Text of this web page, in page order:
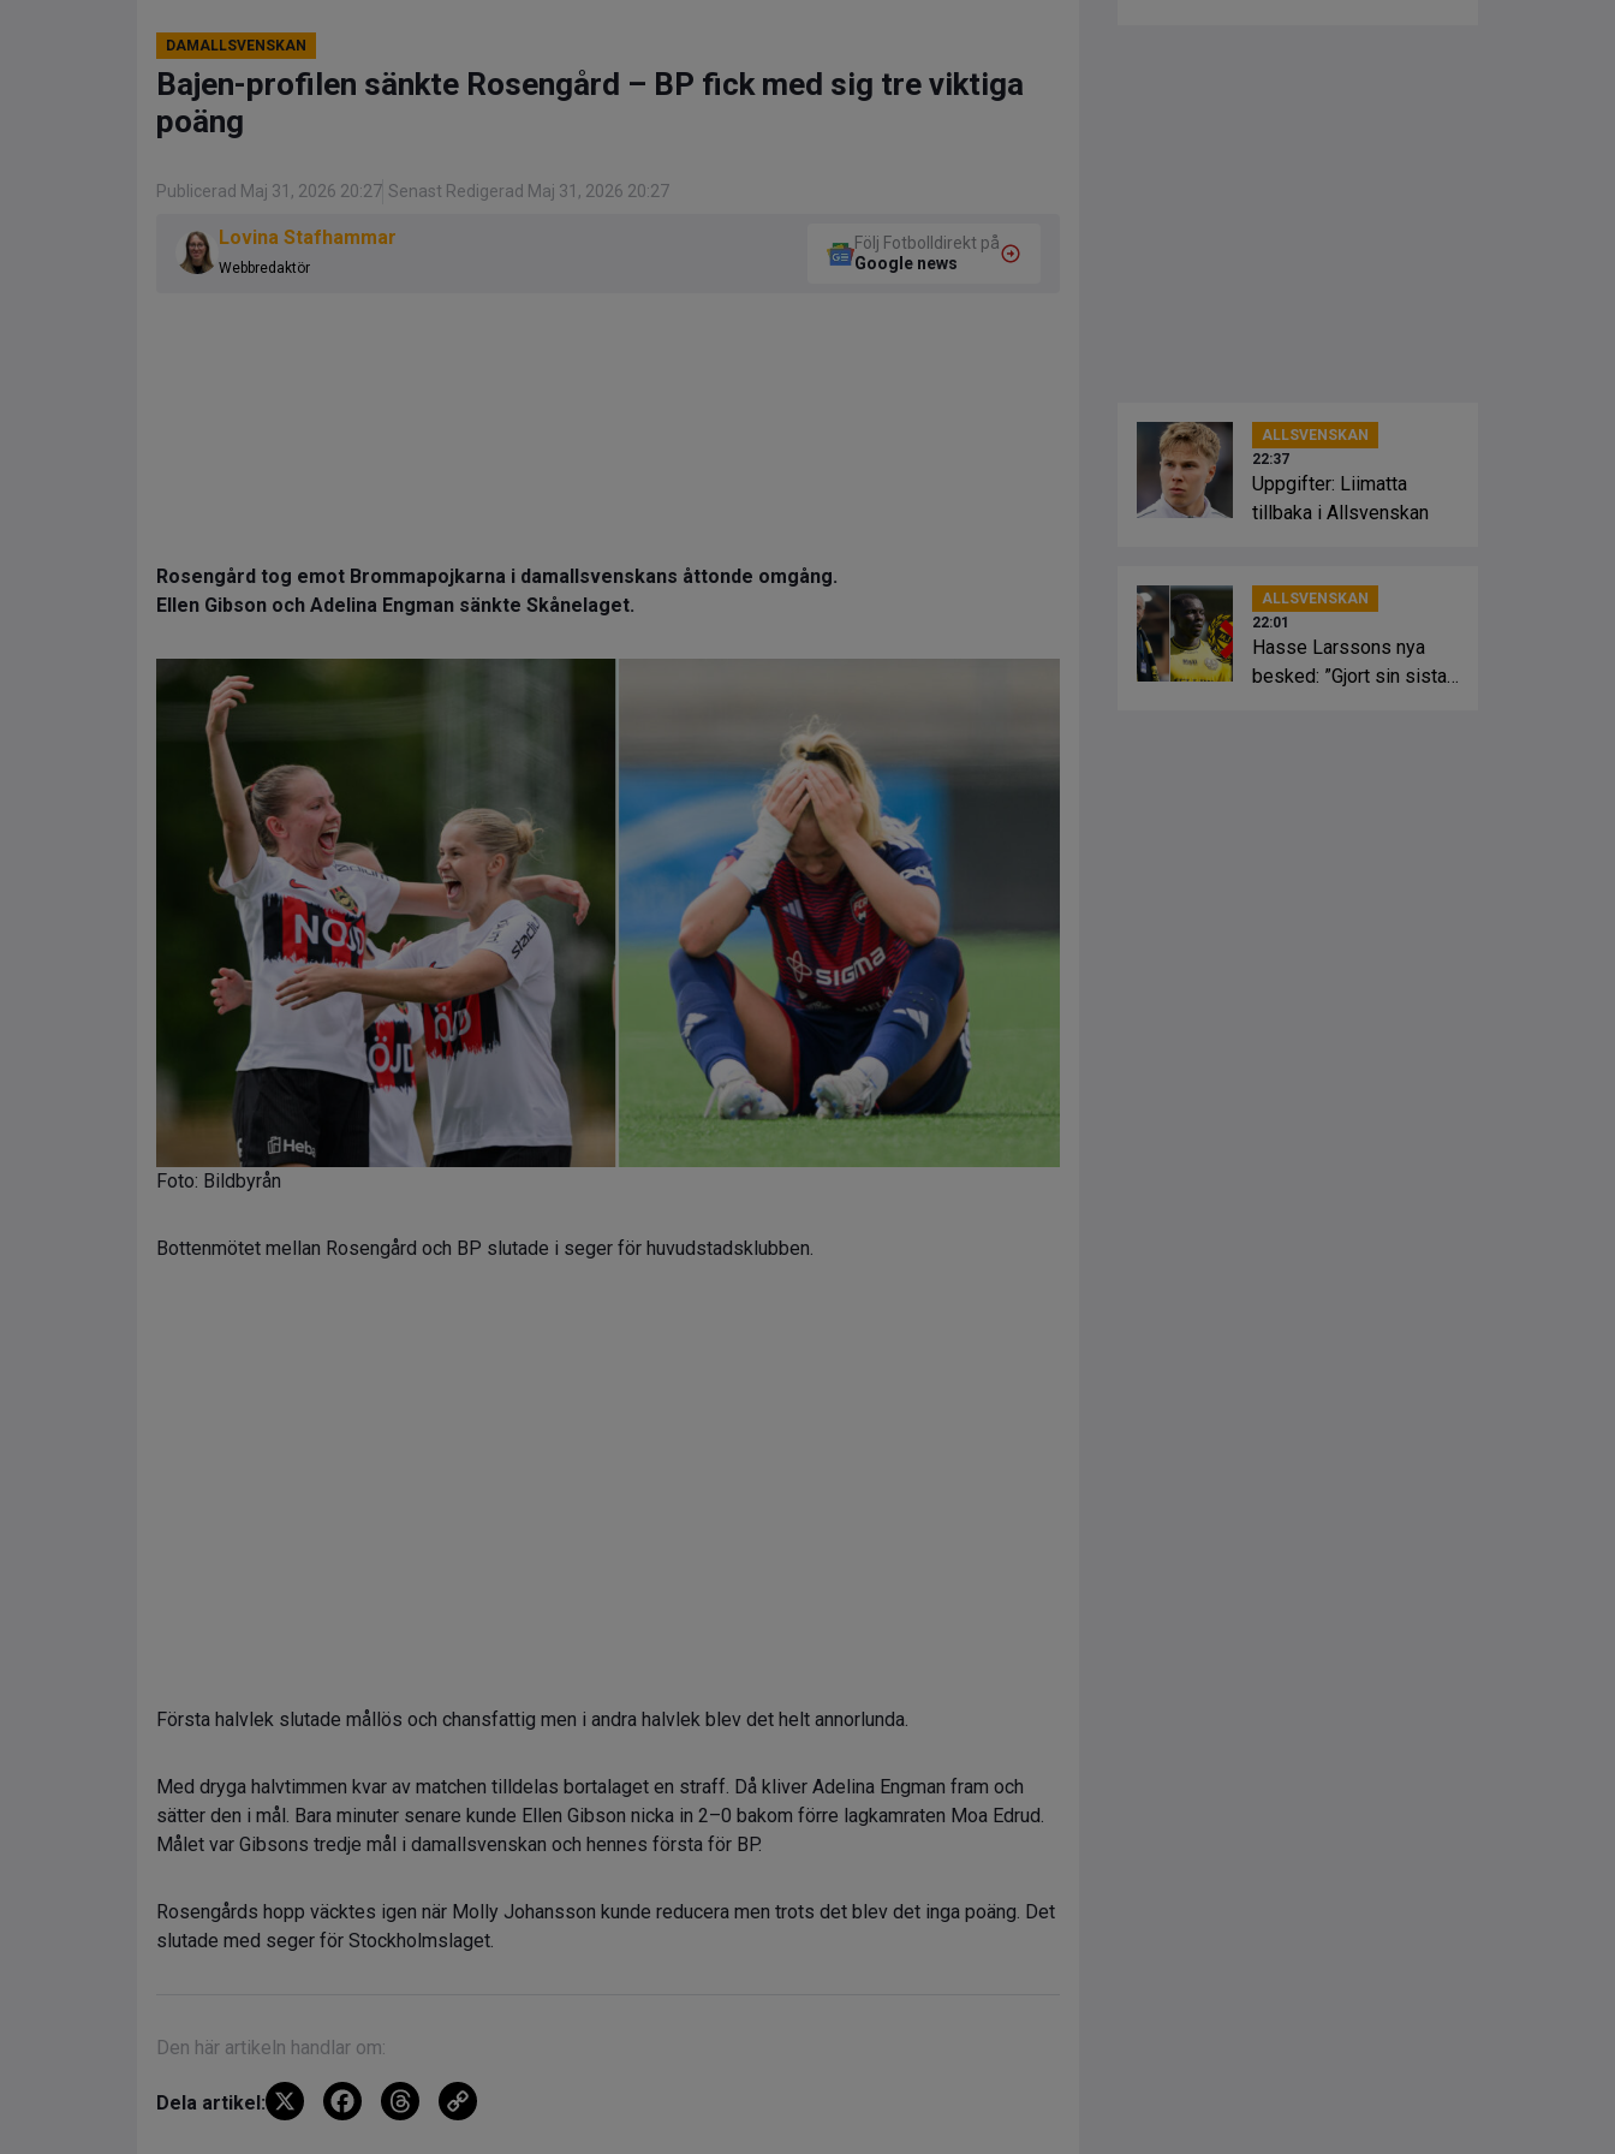
DAMALLSVENSKAN
Bajen-profilen sänkte Rosengård – BP fick med sig tre viktiga
poäng
Publicerad Maj 31, 2026 20:27 Senast Redigerad Maj 31, 2026 20:27
Lovina Stafhammar
Webbredaktör
Följ Fotbolldirekt på
Google news
Rosengård tog emot Brommapojkarna i damallsvenskans åttonde omgång.
Ellen Gibson och Adelina Engman sänkte Skånelaget.
Foto: Bildbyrån
Bottenmötet mellan Rosengård och BP slutade i seger för huvudstadsklubben.
Första halvlek slutade mållös och chansfattig men i andra halvlek blev det helt annorlunda.
Med dryga halvtimmen kvar av matchen tilldelas bortalaget en straff. Då kliver Adelina Engman fram och
sätter den i mål. Bara minuter senare kunde Ellen Gibson nicka in 2–0 bakom förre lagkamraten Moa Edrud.
Målet var Gibsons tredje mål i damallsvenskan och hennes första för BP.
Rosengårds hopp väcktes igen när Molly Johansson kunde reducera men trots det blev det inga poäng. Det
slutade med seger för Stockholmslaget.
Den här artikeln handlar om:
Dela artikel: X
F
T
ALLSVENSKAN
22:37
Uppgifter: Liimatta
tillbaka i Allsvenskan
ALLSVENSKAN
22:01
Hasse Larssons nya
besked: ”Gjort sin sista